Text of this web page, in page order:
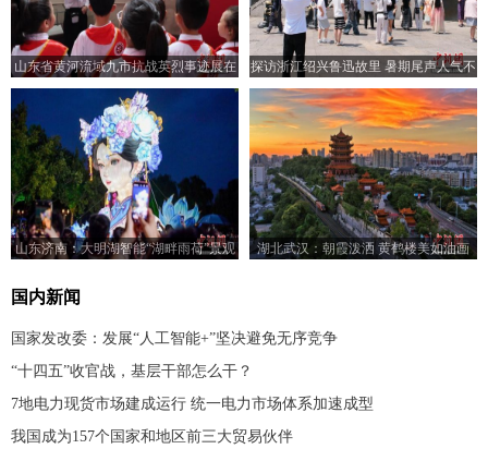
山东省黄河流域九市抗战英烈事迹展在
济南开展
探访浙江绍兴鲁迅故里 暑期尾声人气不
减
山东济南：大明湖智能“湖畔雨荷”景观
湖北武汉：朝霞泼洒 黄鹤楼美如油画
国内新闻
国家发改委：发展“人工智能+”坚决避免无序竞争
“十四五”收官战，基层干部怎么干？
7地电力现货市场建成运行 统一电力市场体系加速成型
我国成为157个国家和地区前三大贸易伙伴